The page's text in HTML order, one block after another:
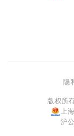
隐
版权所
上
沪